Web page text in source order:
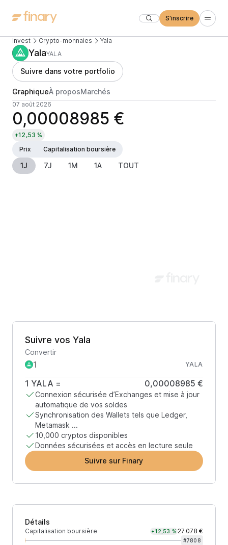
S'inscrire
Invest Crypto-monnaies Yala
YalaYALA
Suivre dans votre portfolio
GraphiqueÀ proposMarchés
07 août 2026
0,00008985 €
+12,53 %
Prix
Capitalisation boursière
1J 7J 1M 1A TOUT
Suivre vos Yala
Convertir
YALA
1 YALA = 0,00008985 €
Connexion sécurisée d’Exchanges et mise à jour
automatique de vos soldes
Synchronisation des Wallets tels que Ledger,
Metamask ...
10,000 cryptos disponibles
Données sécurisées et accès en lecture seule
Suivre sur Finary
Détails
Capitalisation boursière +12,53 % 27 078 €
#7808